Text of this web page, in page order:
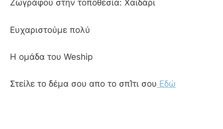
Ζωγράφου στην τοποθεσία: Χαϊδάρι
Ευχαριστούμε πολύ
Η ομάδα του Weship
Στείλε το δέμα σου απο το σπΊτι σου Εδώ